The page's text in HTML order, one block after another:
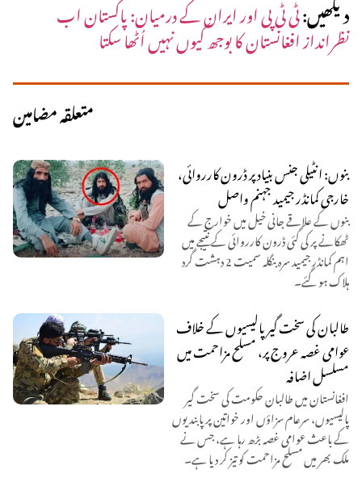
دیکھیں:ٹی ٹی پی اور ایران کے درمیان: پاکستان اب
نظرانداز افغانستان کا بوجھ کیوں نہیں اُٹھا سکتا
متعلقہ مضامین
بنوں: انٹیلی جنس بنیاد پر ڈرون کارروائی،
خارجی کمانڈر جیمید جہنم واصل
بنوں کے علاقے جانی خیل میں خوارج کے
ٹھکانے پر کی گئی ڈرون کارروائی کے نتیجے میں
اہم کمانڈر جیمید سرہ بنگلہ سمیت 2 دہشت گرد
ہلاک ہو گئے۔
طالبان کی سخت گیر پالیسیوں کے خلاف
عوامی غصہ عروج پر، مسلح مزاحمت میں
مسلسل اضافہ
افغانستان میں طالبان حکومت کی سخت گیر
پالیسیوں، سرعام سزاؤں اور خواتین پر پابندیوں
کے باعث عوامی غصہ بڑھ رہا ہے، جس نے
ملک بھر میں مسلح مزاحمت کو تیز کر دیا ہے۔